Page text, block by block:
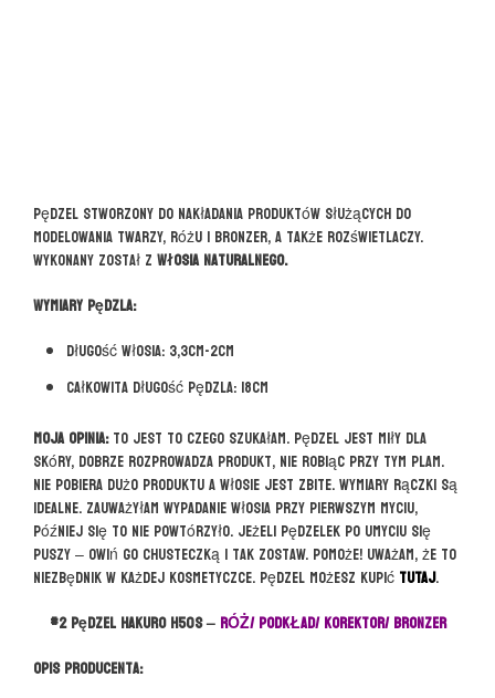
Pędzel stworzony do nakładania produktów służących do
modelowania twarzy, różu i bronzer, a także rozświetlaczy.
Wykonany został z włosia naturalnego.
Wymiary pędzla:
Długość włosia: 3,3cm-2cm
Całkowita długość pędzla: 18cm
Moja opinia:To jest to czego szukałam. Pędzel jest miły dla
skóry, dobrze rozprowadza produkt, nie robiąc przy tym plam.
Nie pobiera dużo produktu a włosie jest zbite. Wymiary rączki są
idealne. Zauważyłam wypadanie włosia przy pierwszym myciu,
później się to nie powtórzyło. Jeżeli pędzelek po umyciu się
puszy – owiń go chusteczką i tak zostaw. Pomoże! Uważam, że to
niezbędnik w każdej kosmetyczce. Pędzel możesz kupić TUTAJ.
#2 pędzel HAKURO H50s – RÓŻ/ PODKŁAD/ KOREKTOR/ BRONZER
Opis producenta: